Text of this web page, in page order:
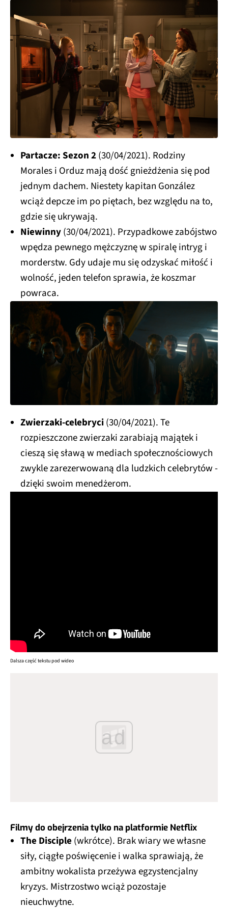
Partacze: Sezon 2(30/04/2021). Rodziny
Morales i Orduz mają dość gnieżdżenia się pod
jednym dachem. Niestety kapitan González
wciąż depcze im po piętach, bez względu na to,
gdzie się ukrywają.
Niewinny(30/04/2021). Przypadkowe zabójstwo
wpędza pewnego mężczyznę w spiralę intryg i
morderstw. Gdy udaje mu się odzyskać miłość i
wolność, jeden telefon sprawia, że koszmar
powraca.
Zwierzaki-celebryci(30/04/2021). Te
rozpieszczone zwierzaki zarabiają majątek i
cieszą się sławą w mediach społecznościowych
zwykle zarezerwowaną dla ludzkich celebrytów -
dzięki swoim menedżerom.
Dalsza część tekstu pod wideo
ad
Filmy do obejrzenia tylko na platformie Netflix
The Disciple(wkrótce). Brak wiary we własne
siły, ciągłe poświęcenie i walka sprawiają, że
ambitny wokalista przeżywa egzystencjalny
kryzys. Mistrzostwo wciąż pozostaje
nieuchwytne.